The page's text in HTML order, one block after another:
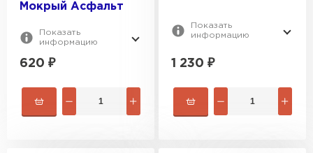
Мокрый Асфальт
Показать
информацию
620 ₽
Показать
информацию
1 230 ₽